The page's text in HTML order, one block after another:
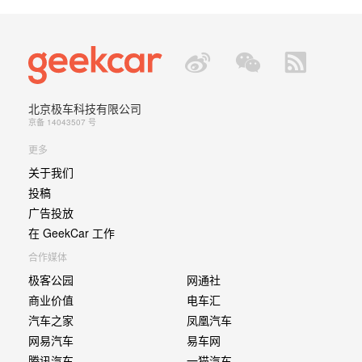
北京极车科技有限公司
京备 14043507 号
更多
关于我们
投稿
广告投放
在 GeekCar 工作
合作媒体
极客公园
商业价值
汽车之家
网易汽车
网通社
电车汇
凤凰汽车
易车网